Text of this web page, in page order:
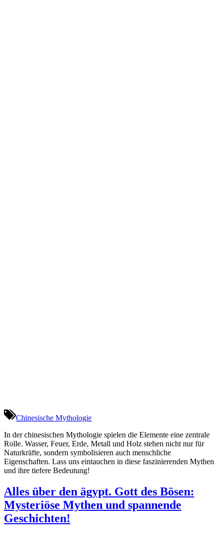
Chinesische Mythologie
In der chinesischen Mythologie spielen die Elemente eine zentrale
Rolle. Wasser, Feuer, Erde, Metall und Holz stehen nicht nur für
Naturkräfte, sondern symbolisieren auch menschliche
Eigenschaften. Lass uns eintauchen in diese faszinierenden Mythen
und ihre tiefere Bedeutung!
Alles über den ägypt. Gott des Bösen:
Mysteriöse Mythen und spannende
Geschichten!